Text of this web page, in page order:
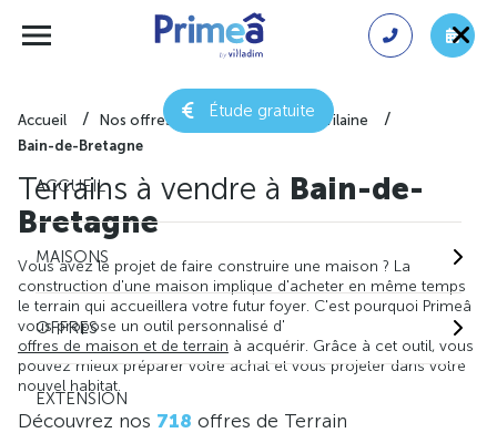
Étude gratuite
ACCUEIL
MAISONS
OFFRES
EXTENSION
Accueil Nos offres de terrain
Ille-et-Vilaine
Bain-de-Bretagne
Terrains à vendre à Bain-de-
Bretagne
Vous avez le projet de faire construire une maison ? La
construction d'une maison implique d'acheter en même temps
le terrain qui accueillera votre futur foyer. C'est pourquoi Primeâ
vous propose un outil personnalisé d'
offres de maison et de terrain à acquérir. Grâce à cet outil, vous
pouvez mieux préparer votre achat et vous projeter dans votre
nouvel habitat.
Découvrez nos 718 offres de Terrain